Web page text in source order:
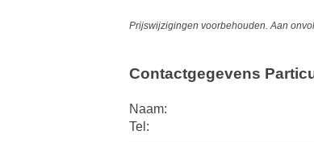
Prijswijzigingen voorbehouden. Aan
Contactgegevens
Naam:
Tel: